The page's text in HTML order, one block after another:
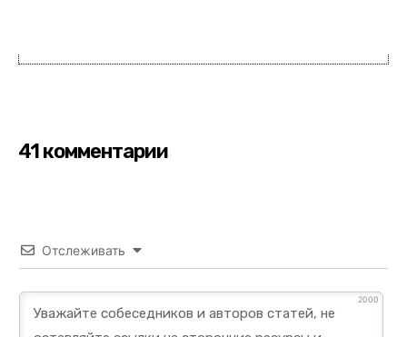
41 комментарии
Отслеживать
2000